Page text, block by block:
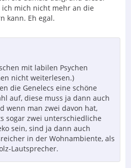
mich nicht mehr an die
kann. Eh egal.
mit labilen Psychen
nicht weiterlesen.)
die Genelecs eine schöne
auf, diese muss ja dann auch
wenn man zwei davon hat,
sogar zwei unterschiedliche
sein, sind ja dann auch
in der Wohnambiente, als
Lautsprecher.